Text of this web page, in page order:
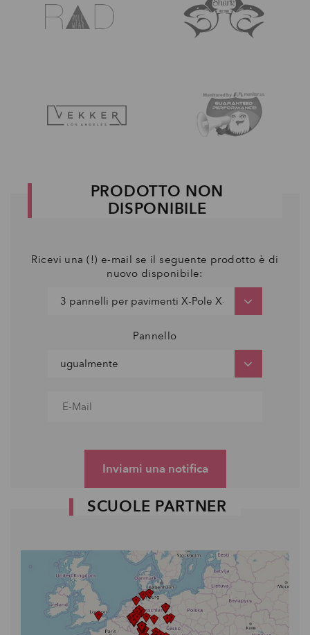
PRODOTTO NON
DISPONIBILE
Ricevi una (!) e-mail se il seguente prodotto è di
nuovo disponibile:
Pannello
Inviami una notifica
SCUOLE PARTNER